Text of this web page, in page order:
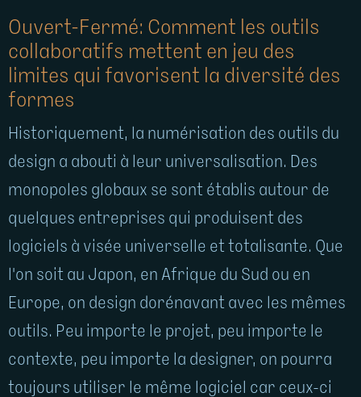
Ouvert-Fermé: Comment les outils
collaboratifs mettent en jeu des
limites qui favorisent la diversité des
formes
Historiquement, la numérisation des outils du
design a abouti à leur universalisation. Des
monopoles globaux se sont établis autour de
quelques entreprises qui produisent des
logiciels à visée universelle et totalisante. Que
l'on soit au Japon, en Afrique du Sud ou en
Europe, on design dorénavant avec les mêmes
outils. Peu importe le projet, peu importe le
contexte, peu importe la designer, on pourra
toujours utiliser le même logiciel car ceux-ci